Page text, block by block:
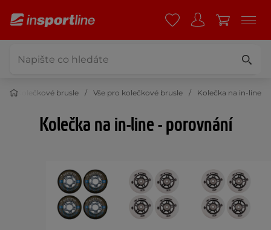
Kolečkové brusle Vše pro kolečkové brusle Kolečka na in-line
Kolečka na in-line - porovnání